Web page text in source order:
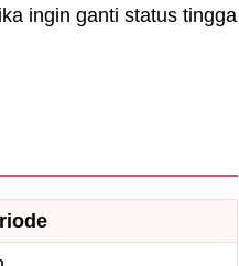
ingin ganti status tingga